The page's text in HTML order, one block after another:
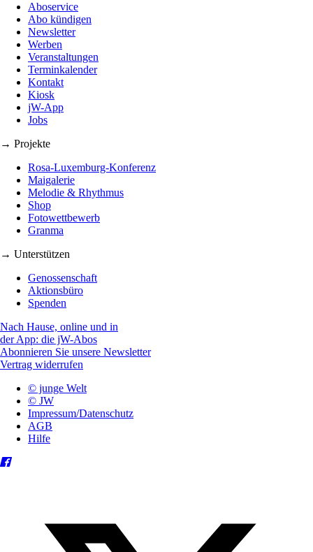
Aboservice
Abo kündigen
Newsletter
Werben
Veranstaltungen
Terminkalender
Kontakt
Kiosk
jW-App
Jobs
→ Projekte
Rosa-Luxemburg-Konferenz
Maigalerie
Melodie & Rhythmus
Shop
Fotowettbewerb
Granma
→ Unterstützen
Genossenschaft
Aktionsbüro
Spenden
Nach Hause, online und in
der App: die jW-Abos
Abonnieren Sie unsere Newsletter
Vertrag widerrufen
© junge Welt
© JW
Impressum/Datenschutz
AGB
Hilfe